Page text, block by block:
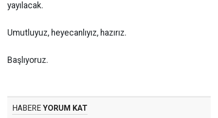
yayılacak.
Umutluyuz, heyecanlıyız, hazırız.
Başlıyoruz.
HABERE YORUM KAT